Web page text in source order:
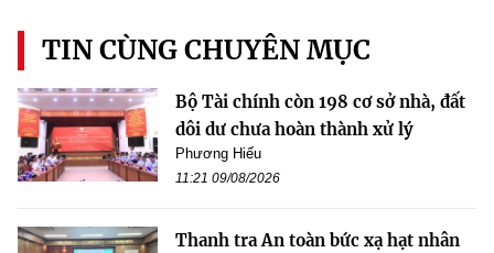
TIN CÙNG CHUYÊN MỤC
Bộ Tài chính còn 198 cơ sở nhà, đất
dôi dư chưa hoàn thành xử lý
Phương Hiếu
11:21 09/08/2026
Thanh tra An toàn bức xạ hạt nhân